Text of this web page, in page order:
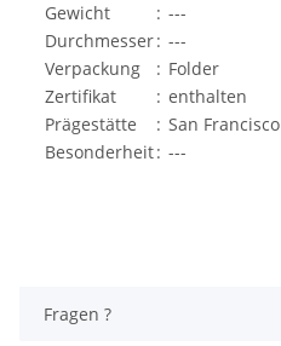
Gewicht
: ---
Durchmesser: ---
Verpackung
: Folder
Zertifikat
: enthalten
Prägestätte
: San Francisco
Besonderheit: ---
Fragen ?